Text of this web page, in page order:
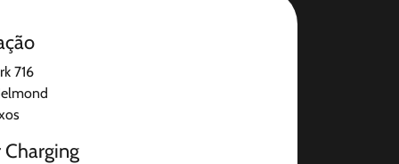
716
Charging